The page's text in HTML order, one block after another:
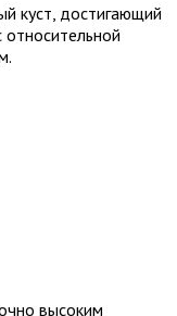
куст, достигающий
высоким